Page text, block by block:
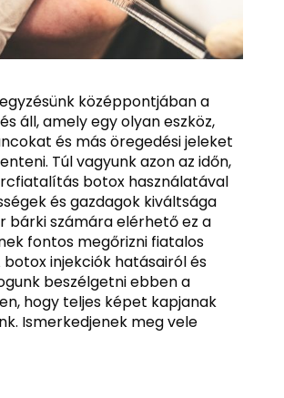
középpontjában a
áll, amely egy olyan eszköz,
és más öregedési jeleket
Túl vagyunk azon az időn,
botox használatával
és gazdagok kiváltsága
bárki számára elérhető ez a
fontos megőrizni fiatalos
botox injekciók hatásairól és
beszélgetni ebben a
hogy teljes képet kapjanak
Ismerkedjenek meg vele